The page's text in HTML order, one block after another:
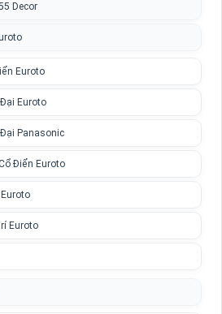
Decor
Euroto
Euroto
Panasonic
Điển Euroto
Euroto